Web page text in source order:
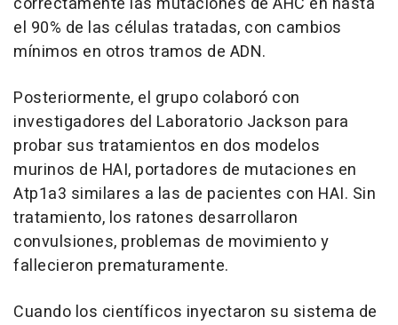
el 90% de las células tratadas, con cambios
mínimos en otros tramos de ADN.
Posteriormente, el grupo colaboró con
investigadores del Laboratorio Jackson para
probar sus tratamientos en dos modelos
murinos de HAI, portadores de mutaciones en
Atp1a3 similares a las de pacientes con HAI. Sin
tratamiento, los ratones desarrollaron
convulsiones, problemas de movimiento y
fallecieron prematuramente.
Cuando los científicos inyectaron su sistema de